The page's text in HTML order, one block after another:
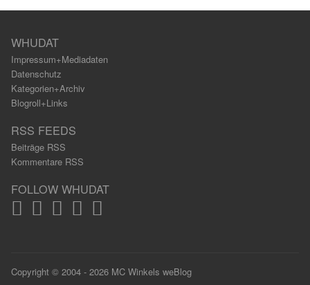
WHUDAT
Impressum+Mediadaten
Datenschutz
Kategorien+Archiv
Blogroll+Links
RSS FEEDS
Beiträge RSS
Kommentare RSS
FOLLOW WHUDAT
Copyright © 2004 - 2026 MC Winkels weBlog